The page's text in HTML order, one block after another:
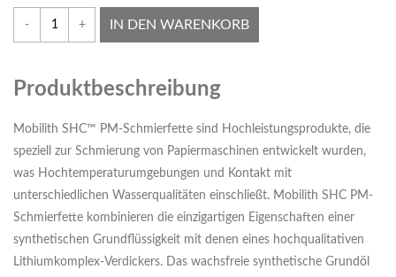
- + IN DEN WARENKORB
Produktbeschreibung
Mobilith SHC™ PM-Schmierfette sind Hochleistungsprodukte, die
speziell zur Schmierung von Papiermaschinen entwickelt wurden,
was Hochtemperaturumgebungen und Kontakt mit
unterschiedlichen Wasserqualitäten einschließt. Mobilith SHC PM-
Schmierfette kombinieren die einzigartigen Eigenschaften einer
synthetischen Grundflüssigkeit mit denen eines hochqualitativen
Lithiumkomplex-Verdickers. Das wachsfreie synthetische Grundöl